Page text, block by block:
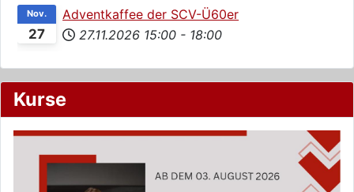
27
Nov.
Adventkaffee der SCV-Ü60er
27.11.2026 15:00 - 18:00
Kurse